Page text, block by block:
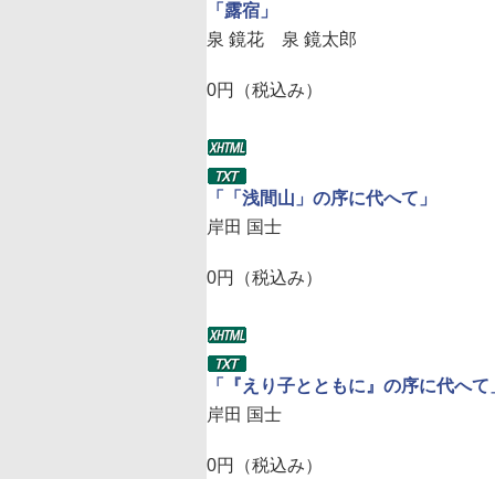
「露宿」
泉 鏡花 泉 鏡太郎
0円（税込み）
「「浅間山」の序に代へて」
岸田 国士
0円（税込み）
「『えり子とともに』の序に代へて
岸田 国士
0円（税込み）